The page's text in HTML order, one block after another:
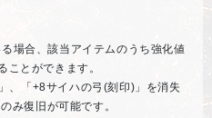
場合、該当アイテムのうち強化値
ことができます。
、「+8サイハの弓(刻印)」を消失
み復旧が可能です。